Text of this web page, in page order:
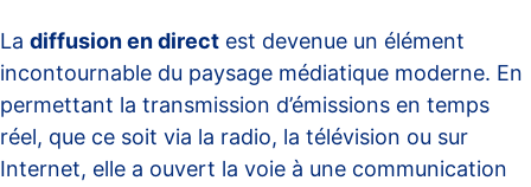
La diffusion en direct est devenue un élément
incontournable du paysage médiatique moderne. En
permettant la transmission d’émissions en temps
réel, que ce soit via la radio, la télévision ou sur
Internet, elle a ouvert la voie à une communication